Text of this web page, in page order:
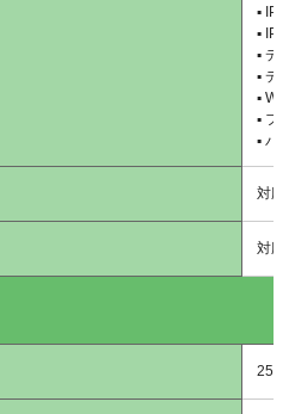
▪︎ IP
▪︎ IP
▪︎ デ
▪︎ デ
▪︎
▪︎ フ
▪︎ パ
対応
対応
250